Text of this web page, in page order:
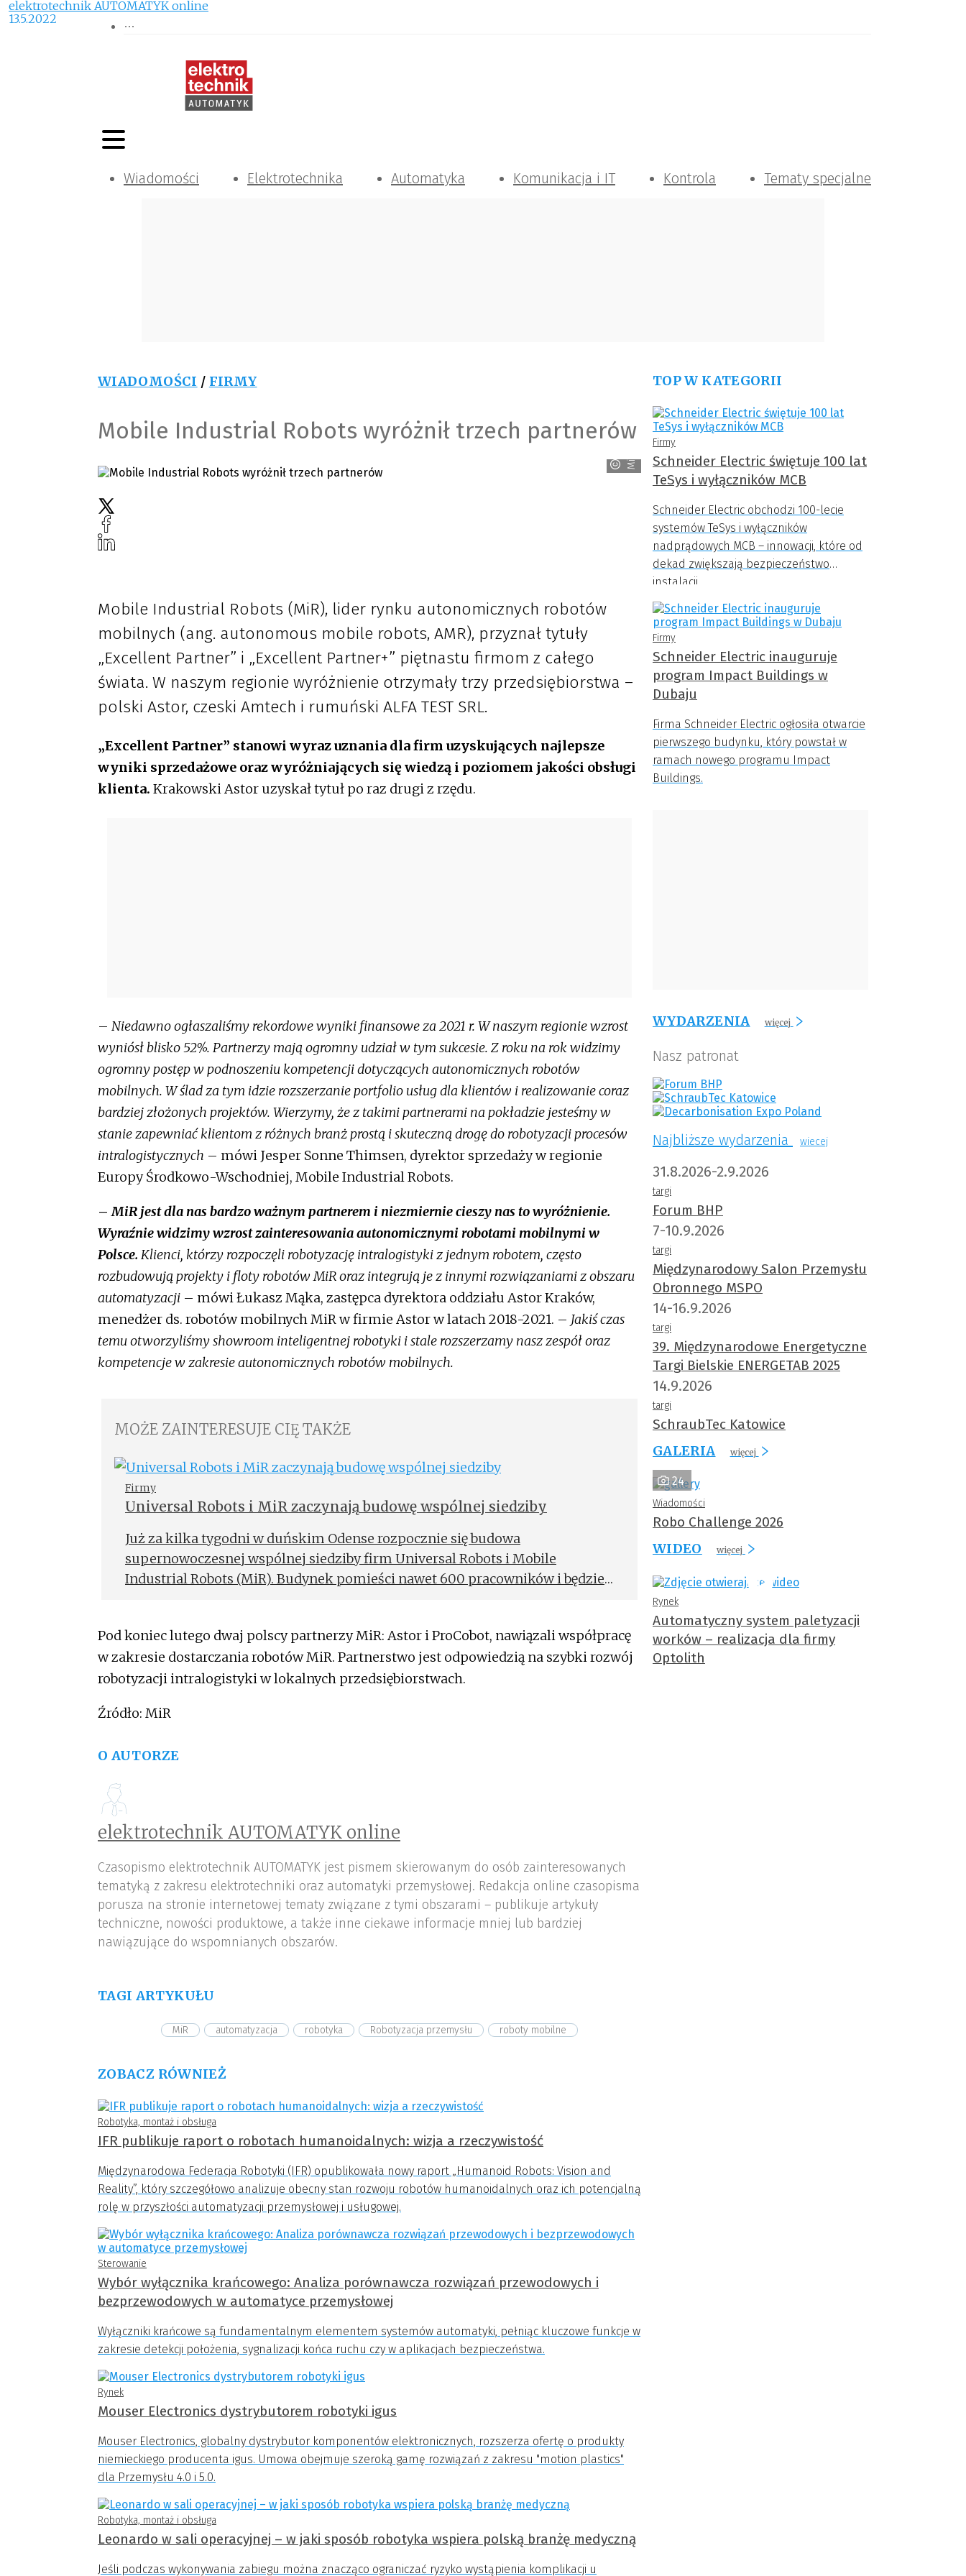
Wiadomości Elektrotechnika Automatyka Komunikacja i IT Kontrola Tematy specjalne
WIADOMOŚCI / FIRMY
Mobile Industrial Robots wyróżnił trzech partnerów
MiR
elektrotechnik AUTOMATYK online
13.5.2022
Mobile Industrial Robots (MiR), lider rynku autonomicznych robotów
mobilnych (ang. autonomous mobile robots, AMR), przyznał tytuły
„Excellent Partner” i „Excellent Partner+” piętnastu firmom z całego
świata. W naszym regionie wyróżnienie otrzymały trzy przedsiębiorstwa –
polski Astor, czeski Amtech i rumuński ALFA TEST SRL.
„Excellent Partner” stanowi wyraz uznania dla firm uzyskujących najlepsze
wyniki sprzedażowe oraz wyróżniających się wiedzą i poziomem jakości obsługi
klienta. Krakowski Astor uzyskał tytuł po raz drugi z rzędu.
– Niedawno ogłaszaliśmy rekordowe wyniki finansowe za 2021 r. W naszym regionie wzrost
wyniósł blisko 52%. Partnerzy mają ogromny udział w tym sukcesie. Z roku na rok widzimy
ogromny postęp w podnoszeniu kompetencji dotyczących autonomicznych robotów
mobilnych. W ślad za tym idzie rozszerzanie portfolio usług dla klientów i realizowanie coraz
bardziej złożonych projektów. Wierzymy, że z takimi partnerami na pokładzie jesteśmy w
stanie zapewniać klientom z różnych branż prostą i skuteczną drogę do robotyzacji procesów
intralogistycznych – mówi Jesper Sonne Thimsen, dyrektor sprzedaży w regionie
Europy Środkowo-Wschodniej, Mobile Industrial Robots.
– MiR jest dla nas bardzo ważnym partnerem i niezmiernie cieszy nas to wyróżnienie.
Wyraźnie widzimy wzrost zainteresowania autonomicznymi robotami mobilnymi w
Polsce. Klienci, którzy rozpoczęli robotyzację intralogistyki z jednym robotem, często
rozbudowują projekty i floty robotów MiR oraz integrują je z innymi rozwiązaniami z obszaru
automatyzacji – mówi Łukasz Mąka, zastępca dyrektora oddziału Astor Kraków,
menedżer ds. robotów mobilnych MiR w firmie Astor w latach 2018-2021. – Jakiś czas
temu otworzyliśmy showroom inteligentnej robotyki i stale rozszerzamy nasz zespół oraz
kompetencje w zakresie autonomicznych robotów mobilnych.
MOŻE ZAINTERESUJE CIĘ TAKŻE
Firmy
Universal Robots i MiR zaczynają budowę wspólnej siedziby
Już za kilka tygodni w duńskim Odense rozpocznie się budowa
supernowoczesnej wspólnej siedziby firm Universal Robots i Mobile
Industrial Robots (MiR). Budynek pomieści nawet 600 pracowników i będzie
zaplanowano na początek 2024 r.
Pod koniec lutego dwaj polscy partnerzy MiR: Astor i ProCobot, nawiązali współpracę
w zakresie dostarczania robotów MiR. Partnerstwo jest odpowiedzią na szybki rozwój
robotyzacji intralogistyki w lokalnych przedsiębiorstwach.
Źródło: MiR
O AUTORZE
elektrotechnik AUTOMATYK online
Czasopismo elektrotechnik AUTOMATYK jest pismem skierowanym do osób zainteresowanych
tematyką z zakresu elektrotechniki oraz automatyki przemysłowej. Redakcja online czasopisma
porusza na stronie internetowej tematy związane z tymi obszarami – publikuje artykuły
techniczne, nowości produktowe, a także inne ciekawe informacje mniej lub bardziej
nawiązujące do wspomnianych obszarów.
TAGI ARTYKUŁU
MiR automatyzacja robotyka Robotyzacja przemysłu roboty mobilne
ZOBACZ RÓWNIEŻ
Robotyka, montaż i obsługa
IFR publikuje raport o robotach humanoidalnych: wizja a rzeczywistość
Międzynarodowa Federacja Robotyki (IFR) opublikowała nowy raport „Humanoid Robots: Vision and
Reality”, który szczegółowo analizuje obecny stan rozwoju robotów humanoidalnych oraz ich potencjalną
rolę w przyszłości automatyzacji przemysłowej i usługowej.
Sterowanie
Wybór wyłącznika krańcowego: Analiza porównawcza rozwiązań przewodowych i
bezprzewodowych w automatyce przemysłowej
Wyłączniki krańcowe są fundamentalnym elementem systemów automatyki, pełniąc kluczowe funkcje w
zakresie detekcji położenia, sygnalizacji końca ruchu czy w aplikacjach bezpieczeństwa.
Rynek
Mouser Electronics dystrybutorem robotyki igus
Mouser Electronics, globalny dystrybutor komponentów elektronicznych, rozszerza ofertę o produkty
niemieckiego producenta igus. Umowa obejmuje szeroką gamę rozwiązań z zakresu "motion plastics"
dla Przemysłu 4.0 i 5.0.
Robotyka, montaż i obsługa
Leonardo w sali operacyjnej – w jaki sposób robotyka wspiera polską branżę medyczną
Jeśli podczas wykonywania zabiegu można znacząco ograniczać ryzyko wystąpienia komplikacji u
TOP W KATEGORII
Firmy
Schneider Electric świętuje 100 lat
TeSys i wyłączników MCB
Schneider Electric obchodzi 100-lecie
systemów TeSys i wyłączników
nadprądowych MCB – innowacji, które od
dekad zwiększają bezpieczeństwo
instalacji.
Firmy
Schneider Electric inauguruje
program Impact Buildings w
Dubaju
Firma Schneider Electric ogłosiła otwarcie
pierwszego budynku, który powstał w
ramach nowego programu Impact
Buildings.
WYDARZENIA więcej
Nasz patronat
Najbliższe wydarzenia wiecej
31.8.2026-2.9.2026
targi
Forum BHP
7-10.9.2026
targi
Międzynarodowy Salon Przemysłu
Obronnego MSPO
14-16.9.2026
targi
39. Międzynarodowe Energetyczne
Targi Bielskie ENERGETAB 2025
14.9.2026
targi
SchraubTec Katowice
GALERIA
więcej
24
Wiadomości
Robo Challenge 2026
WIDEO
więcej
Rynek
Automatyczny system paletyzacji
worków – realizacja dla firmy
Optolith